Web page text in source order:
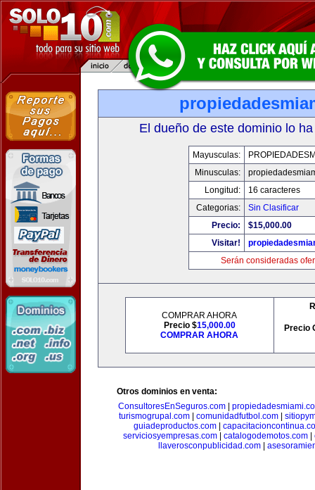
El dueño de este dominio lo
Mayusculas:
Minusculas:
Longitud:
16 caracteres
Categorias:
Sin Clasificar
Precio:
$15,000.00
Visitar!
Serán consideradas
COMPRAR AHORA
Precio $15,000.00
COMPRAR AHORA
Precio
Otros dominios en venta:
ConsultoresEnSeguros.com
turismogrupal.com| comunidadfutbol.com|
guiadeproductos.com|
serviciosyempresas.com
catalogodemotos.com
llaverosconpublicidad.com|